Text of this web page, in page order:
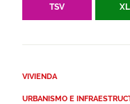
TSV
VIVIENDA
URBANISMO E